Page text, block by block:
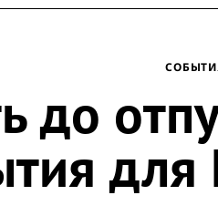
до